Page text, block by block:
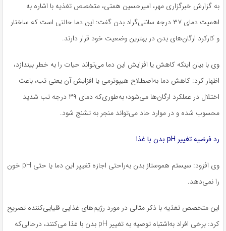
به گزارش خبرگزاری مهر، امیرحسین همتی، متخصص تغذیه با اشاره به
اهمیت دمای ۳۷ درجه سانتی‌گراد بدن گفت: این دما حالتی است که ساختار
و کارکرد ارگان‌های بدن در بهترین وضعیت خود قرار دارند.
وی با بیان اینکه کاهش یا افزایش این دما می‌تواند حیات را به خطر بیندازد،
اظهار کرد: کاهش دما به‌اصطلاح هیپوترمی یا افزایش آن یعنی تب، باعث
اختلال در عملکرد ارگان‌ها می‌شود؛ به‌طوری‌که دمای ۳۹ درجه تب شدید
محسوب شده و در موارد حاد می‌تواند منجر به تشنج شود.
رد فرضیه تغییر pH بدن با غذا
وی افزود: سیستم هموستاز بدن به‌راحتی اجازه تغییر این دما یا حتی pH خون
را نمی‌دهد.
این متخصص تغذیه با ذکر مثالی در مورد رژیم‌های غذایی قلیایی‌کننده تصریح
کرد: برخی افراد به‌اشتباه توصیه به تغییر pH بدن با غذا می‌کنند، درحالی‌که